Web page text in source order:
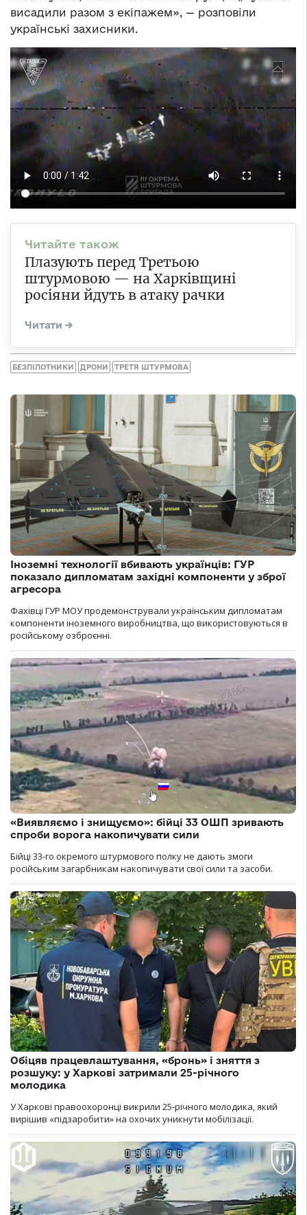
висадили разом з екіпажем», — розповіли
українські захисники.
Плазують перед Третьою
штурмовою — на Харківщині
росіяни йдуть в атаку рачки
БЕЗПІЛОТНИКИ ДРОНИ ТРЕТЯ ШТУРМОВА
Іноземні технології вбивають українців: ГУР
показало дипломатам західні компоненти у зброї
агресора
Фахівці ГУР МОУ продемонстрували українським дипломатам
компоненти іноземного виробництва, що використовуються в
російському озброєнні.
«Виявляємо і знищуємо»: бійці 33 ОШП зривають
спроби ворога накопичувати сили
Бійці 33-го окремого штурмового полку не дають змоги
російським загарбникам накопичувати свої сили та засоби.
Обіцяв працевлаштування, «бронь» і зняття з
розшуку: у Харкові затримали 25-річного
молодика
У Харкові правоохоронці викрили 25-річного молодика, який
вирішив «підзаробити» на охочих уникнути мобілізації.